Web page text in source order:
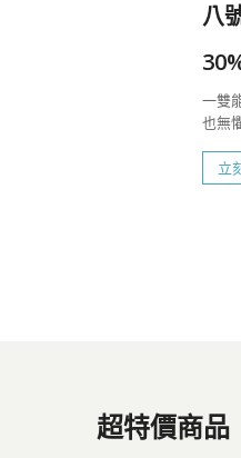
八
一雙
也無
立
超特價商品